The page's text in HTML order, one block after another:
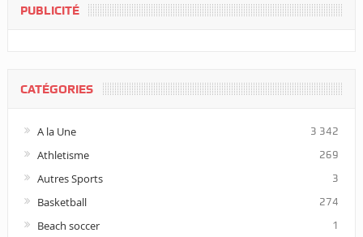
PUBLICITÉ
CATÉGORIES
A la Une 3 342
Athletisme 269
Autres Sports 3
Basketball 274
Beach soccer 1